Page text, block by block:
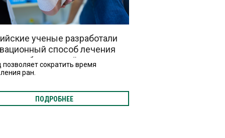
ученые разработали
способ лечения
диабетической стопе
сократить время
ран.
ПОДРОБНЕЕ